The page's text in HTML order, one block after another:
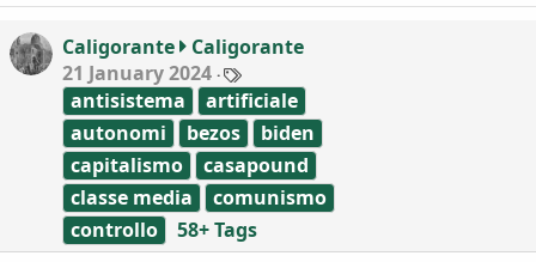
i
n
s
Caligorante
Caligorante
21 January 2024
a
g
s
antisistema
artificiale
autonomi
bezos
biden
capitalismo
casapound
classe media
comunismo
controllo
58+ Tags